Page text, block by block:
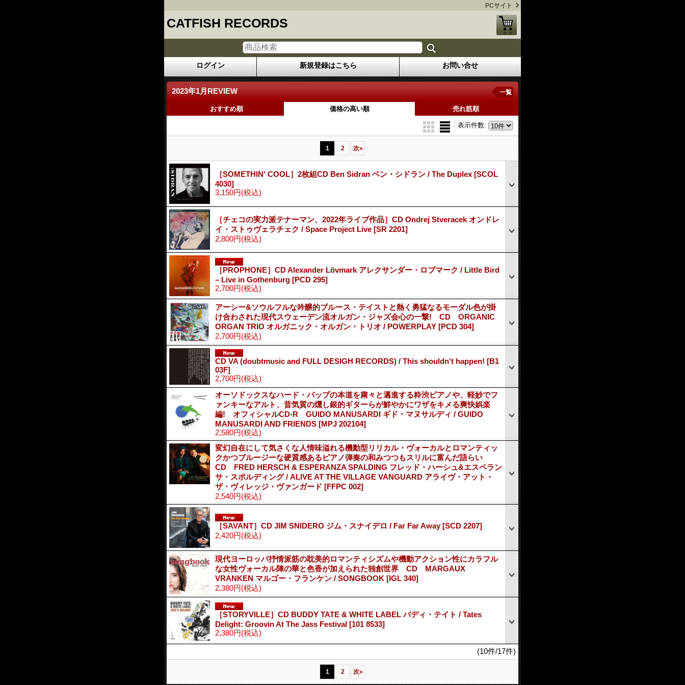
PCサイト
CATFISH RECORDS
ログイン 新規登録はこちら お問い合せ
2023年1月REVIEW 一覧
おすすめ順 価格の高い順 売れ筋順
表示件数:
1 2 次»
［SOMETHIN' COOL］2枚組CD Ben Sidran ベン・シドラン / The Duplex [SCOL
4030]
3,150円(税込)
［チェコの実力派テナーマン、2022年ライブ作品］CD Ondrej Stveracek オンドレ
イ・ストゥヴェラチェク / Space Project Live [SR 2201]
2,800円(税込)
［PROPHONE］CD Alexander Lövmark アレクサンダー・ロブマーク / Little Bird
– Live in Gothenburg [PCD 295]
2,700円(税込)
アーシー&ソウルフルな吟醸的ブルース・テイストと熱く勇猛なるモーダル色が掛
け合わされた現代スウェーデン流オルガン・ジャズ会心の一撃! CD ORGANIC
ORGAN TRIO オルガニック・オルガン・トリオ / POWERPLAY [PCD 304]
2,700円(税込)
CD VA (doubtmusic and FULL DESIGH RECORDS) / This shouldn't happen! [B1
03F]
2,700円(税込)
オーソドックスなハード・バップの本道を粛々と邁進する粋渋ピアノや、軽妙でフ
ァンキーなアルト、昔気質の燻し銀的ギターらが鮮やかにワザをキメる爽快娯楽
編! オフィシャルCD-R GUIDO MANUSARDI ギド・マヌサルディ / GUIDO
MANUSARDI AND FRIENDS [MPJ 202104]
2,580円(税込)
変幻自在にして気さくな人情味溢れる機動型リリカル・ヴォーカルとロマンティッ
クかつブルージーな硬質感あるピアノ弾奏の和みつつもスリルに富んだ語らい
CD FRED HERSCH & ESPERANZA SPALDING フレッド・ハーシュ&エスペラン
サ・スポルディング / ALIVE AT THE VILLAGE VANGUARD アライヴ・アット・
ザ・ヴィレッジ・ヴァンガード [FFPC 002]
2,540円(税込)
［SAVANT］CD JIM SNIDERO ジム・スナイデロ / Far Far Away[SCD 2207]
2,420円(税込)
現代ヨーロッパ抒情派筋の耽美的ロマンティシズムや機動アクション性にカラフル
な女性ヴォーカル陣の華と色香が加えられた独創世界 CD MARGAUX
VRANKEN マルゴー・フランケン / SONGBOOK [IGL 340]
2,380円(税込)
［STORYVILLE］CD BUDDY TATE & WHITE LABEL バディ・テイト / Tates
Delight: Groovin At The Jass Festival [101 8533]
2,380円(税込)
(10件/17件)
1 2 次»